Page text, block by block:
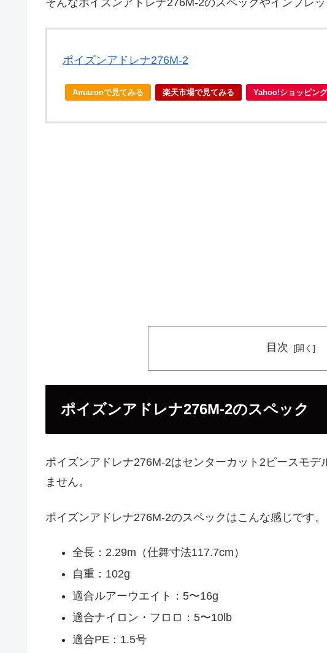
ポイズンアドレナ276M-2
Amazonで見てみる 楽天市場で見てみる Yahoo!ショッピン
目次
ポイズンアドレナ276M-2のスペック
ポイズンアドレナ276M-2はセンターカット2ピースモ
ません。
ポイズンアドレナ276M-2のスペックはこんな感じです。
全長：2.29m（仕舞寸法117.7cm）
自重：102g
適合ルアーウエイト：5〜16g
適合ナイロン・フロロ：5〜10lb
適合PE：1.5号